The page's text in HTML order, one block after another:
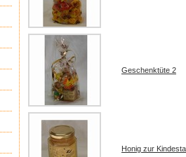
Geschenktüte 2
Honig zur